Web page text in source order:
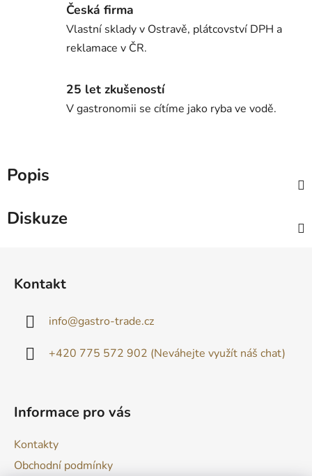
Česká firma
Vlastní sklady v Ostravě, plátcovství DPH a
reklamace v ČR.
25 let zkušeností
V gastronomii se cítíme jako ryba ve vodě.
Popis
Diskuze
Kontakt
info@gastro-trade.cz
+420 775 572 902 (Neváhejte využít náš chat)
Informace pro vás
Kontakty
Obchodní podmínky